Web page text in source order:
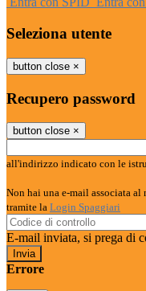
Seleziona utente
button close ×
Recupero password
button close ×
all'indirizzo indicato con le
Non hai una e-mail associata
tramite la Login Spaggiari
E-mail inviata, si prega di
Errore